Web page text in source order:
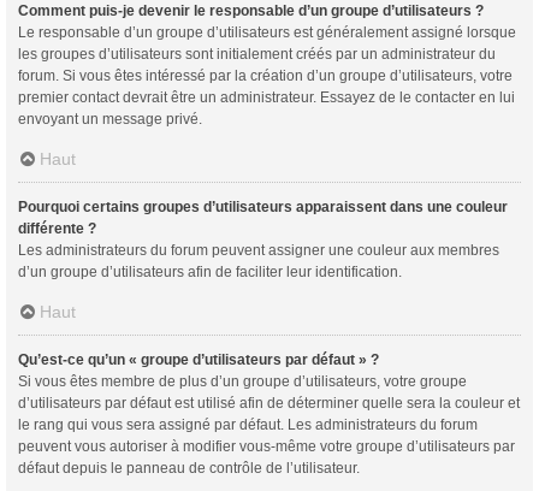
Comment puis-je devenir le responsable d’un groupe d’utilisateurs ?
Le responsable d’un groupe d’utilisateurs est généralement assigné lorsque
les groupes d’utilisateurs sont initialement créés par un administrateur du
forum. Si vous êtes intéressé par la création d’un groupe d’utilisateurs, votre
premier contact devrait être un administrateur. Essayez de le contacter en lui
envoyant un message privé.
Haut
Pourquoi certains groupes d’utilisateurs apparaissent dans une couleur
différente ?
Les administrateurs du forum peuvent assigner une couleur aux membres
d’un groupe d’utilisateurs afin de faciliter leur identification.
Haut
Qu’est-ce qu’un « groupe d’utilisateurs par défaut » ?
Si vous êtes membre de plus d’un groupe d’utilisateurs, votre groupe
d’utilisateurs par défaut est utilisé afin de déterminer quelle sera la couleur et
le rang qui vous sera assigné par défaut. Les administrateurs du forum
peuvent vous autoriser à modifier vous-même votre groupe d’utilisateurs par
défaut depuis le panneau de contrôle de l’utilisateur.